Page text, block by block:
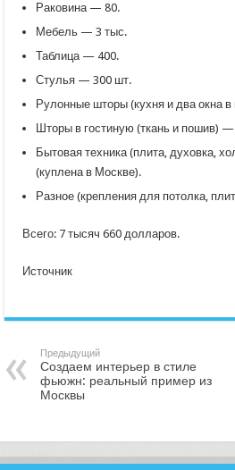
Раковина — 80.
Мебель — 3 тыс.
Таблица — 400.
Стулья — 300 шт.
Рулонные шторы (кухня и два окна
Шторы в гостиную (ткань и пошив) —
Бытовая техника (плита, духовка,
(куплена в Москве).
Разное (крепления для потолка,
Всего: 7 тысяч 660 долларов.
Источник
Предыдущий
Создаем интерьер в стиле
фьюжн: реальный пример из
Москвы